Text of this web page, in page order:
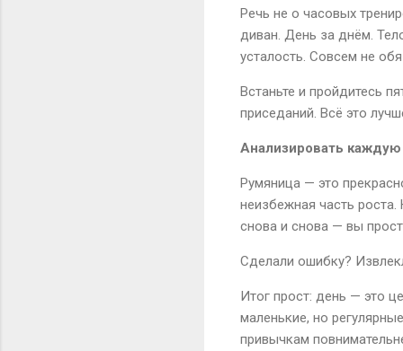
Речь не о часовых
диван. День за днём.
усталость. Совсем не
Встаньте и пройдитесь
приседаний. Всё это
Анализировать
Румяница — это
неизбежная часть
снова и снова — вы
Сделали ошибку?
Итог прост: день — это
маленькие, но
привычкам